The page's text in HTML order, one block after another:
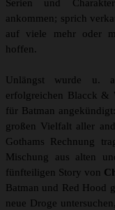
Serien und
ankommen; sprich
auf viele mehr oder
hoffen.
Unlängst wurde u.
erfolgreichen Blacck &
für Batman
großen Vielfalt aller
Gothams Rechnung
Mischung aus alten
fünfteiligen Story von
Batman und Red Hood
neue Droge